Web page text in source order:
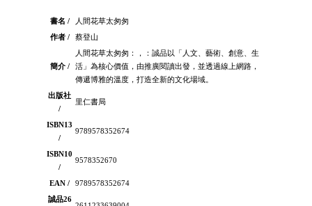
書名 /
人間花草太匆匆
作者 /
蔡登山
簡介 /
人間花草太匆匆：，：誠品以「人文、藝術、創意、生
活」為核心價值，由推廣閱讀出發，並透過線上網路，
傳遞博雅的溫度，打造全新的文化場域。
出版社
/
里仁書局
ISBN13
/
9789578352674
ISBN10
/
9578352670
EAN /
9789578352674
誠品26